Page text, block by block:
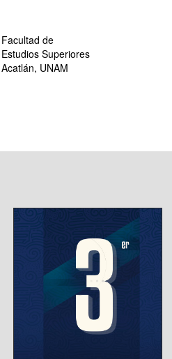
Facultad de
Estudios Superiores
Acatlán, UNAM